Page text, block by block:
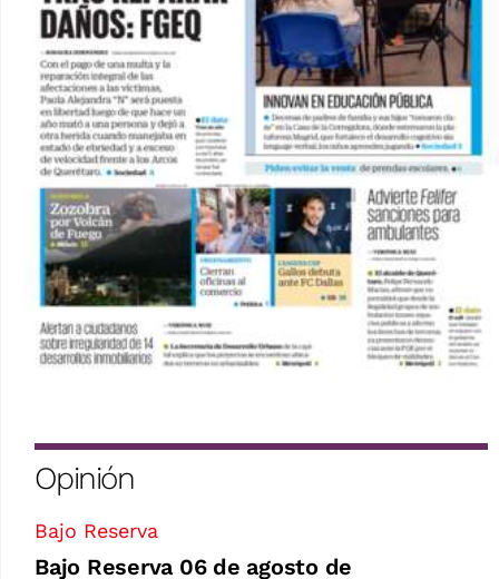
Opinión
Bajo Reserva
Bajo Reserva 06 de agosto de